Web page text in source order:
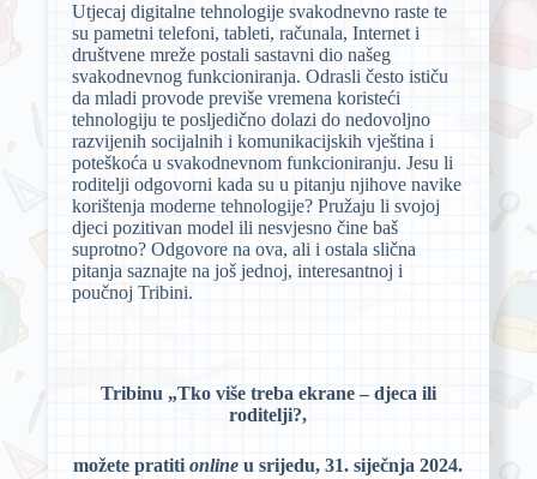
Utjecaj digitalne tehnologije svakodnevno raste te
su pametni telefoni, tableti, računala, Internet i
društvene mreže postali sastavni dio našeg
svakodnevnog funkcioniranja. Odrasli često ističu
da mladi provode previše vremena koristeći
tehnologiju te posljedično dolazi do nedovoljno
razvijenih socijalnih i komunikacijskih vještina i
poteškoća u svakodnevnom funkcioniranju. Jesu li
roditelji odgovorni kada su u pitanju njihove navike
korištenja moderne tehnologije? Pružaju li svojoj
djeci pozitivan model ili nesvjesno čine baš
suprotno? Odgovore na ova, ali i ostala slična
pitanja saznajte na još jednoj, interesantnoj i
poučnoj Tribini.
Tribinu „Tko više treba ekrane – djeca ili
roditelji?,
možete pratitionline u srijedu, 31. siječnja 2024.